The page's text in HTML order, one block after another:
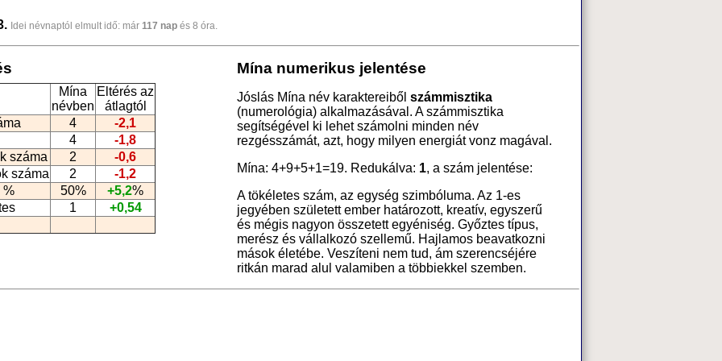
Idei névnaptól elmult idő: már 117 nap és 8 óra.
Mína
névben
Eltérés az
átlagtól
4
-2,1
4
-1,8
száma
2
-0,6
száma
2
-1,2
%
50% +5,2%
1 +0,54
Mína numerikus jelentése
Jóslás Mína név karaktereiből számmisztika
(numerológia) alkalmazásával. A számmisztika
segítségével ki lehet számolni minden név
rezgésszámát, azt, hogy milyen energiát vonz magával.
Mína: 4+9+5+1=19. Redukálva: 1, a szám jelentése:
A tökéletes szám, az egység szimbóluma. Az 1-es
jegyében született ember határozott, kreatív, egyszerű
és mégis nagyon összetett egyéniség. Győztes típus,
merész és vállalkozó szellemű. Hajlamos beavatkozni
mások életébe. Veszíteni nem tud, ám szerencséjére
ritkán marad alul valamiben a többiekkel szemben.